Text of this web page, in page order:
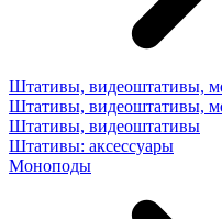
Штативы, видеоштативы,
Штативы, видеоштативы,
Штативы, видеоштативы
Штативы: аксессуары
Моноподы